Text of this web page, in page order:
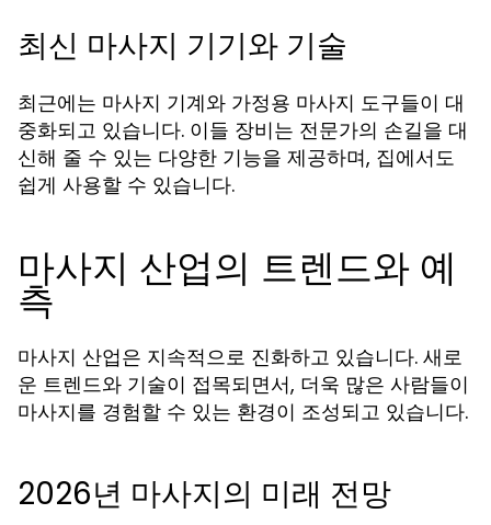
최신 마사지 기기와 기술
최근에는 마사지 기계와 가정용 마사지 도구들이 대
중화되고 있습니다. 이들 장비는 전문가의 손길을 대
신해 줄 수 있는 다양한 기능을 제공하며, 집에서도
쉽게 사용할 수 있습니다.
마사지 산업의 트렌드와 예
측
마사지 산업은 지속적으로 진화하고 있습니다. 새로
운 트렌드와 기술이 접목되면서, 더욱 많은 사람들이
마사지를 경험할 수 있는 환경이 조성되고 있습니다.
2026년 마사지의 미래 전망